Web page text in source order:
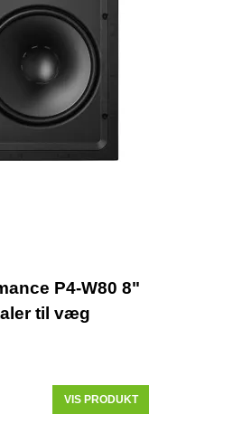
P4-W80 8"
til væg
VIS PRODUKT